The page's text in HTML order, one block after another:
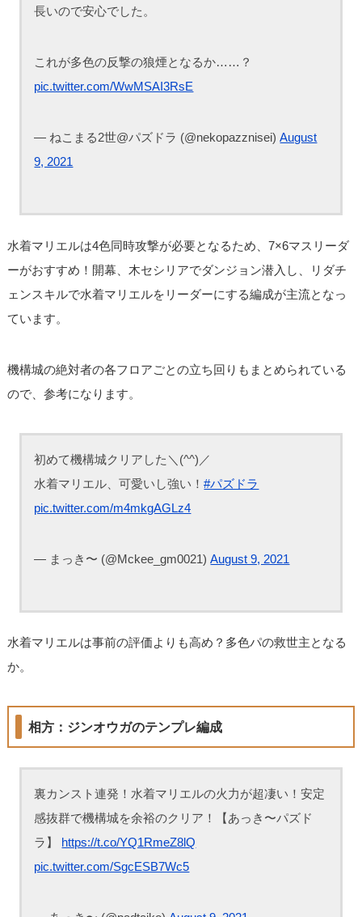
長いので安心でした。
これが多色の反撃の狼煙となるか……？
pic.twitter.com/WwMSAI3RsE
— ねこまる2世@パズドラ (@nekopazznisei)August
9, 2021
水着マリエルは4色同時攻撃が必要となるため、7×6マスリーダ
ーがおすすめ！開幕、木セシリアでダンジョン潜入し、リダチ
ェンスキルで水着マリエルをリーダーにする編成が主流となっ
ています。
機構城の絶対者の各フロアごとの立ち回りもまとめられている
ので、参考になります。
初めて機構城クリアした＼(^^)／
水着マリエル、可愛いし強い！#パズドラ
pic.twitter.com/m4mkgAGLz4
— まっき〜 (@Mckee_gm0021)August 9, 2021
水着マリエルは事前の評価よりも高め？多色パの救世主となる
か。
相方：ジンオウガのテンプレ編成
裏カンスト連発！水着マリエルの火力が超凄い！安定
感抜群で機構城を余裕のクリア！【あっき〜パズド
ラ】 https://t.co/YQ1RmeZ8lQ
pic.twitter.com/SgcESB7Wc5